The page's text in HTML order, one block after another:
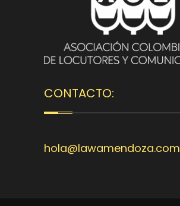
CONTACTO:
hola@lawamendoza.com